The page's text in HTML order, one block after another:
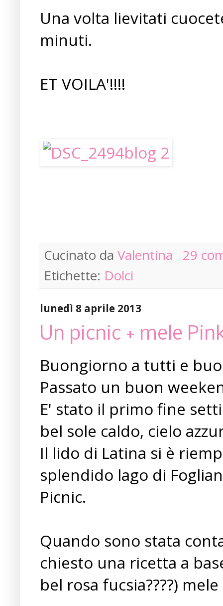
Una volta lievitati
minuti.
ET VOILA'!!!!
Cucinato da Valentina
29
Etichette: Dolci
lunedì 8 aprile 2013
Un picnic + mele
Buongiorno a tutti e
Passato un buon
E' stato il primo fine
bel sole caldo, cielo
Il lido di Latina si è
splendido lago di
Picnic.
Quando sono stata
chiesto una ricetta a
bel rosa fucsia????)